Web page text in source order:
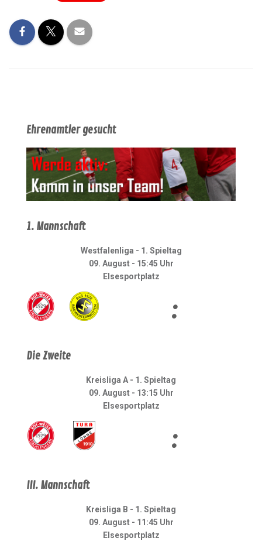
Ehrenamtler gesucht
1. Mannschaft
Westfalenliga - 1. Spieltag
09. August - 15:45 Uhr
Elsesportplatz
:
Die Zweite
Kreisliga A - 1. Spieltag
09. August - 13:15 Uhr
Elsesportplatz
:
III. Mannschaft
Kreisliga B - 1. Spieltag
09. August - 11:45 Uhr
Elsesportplatz